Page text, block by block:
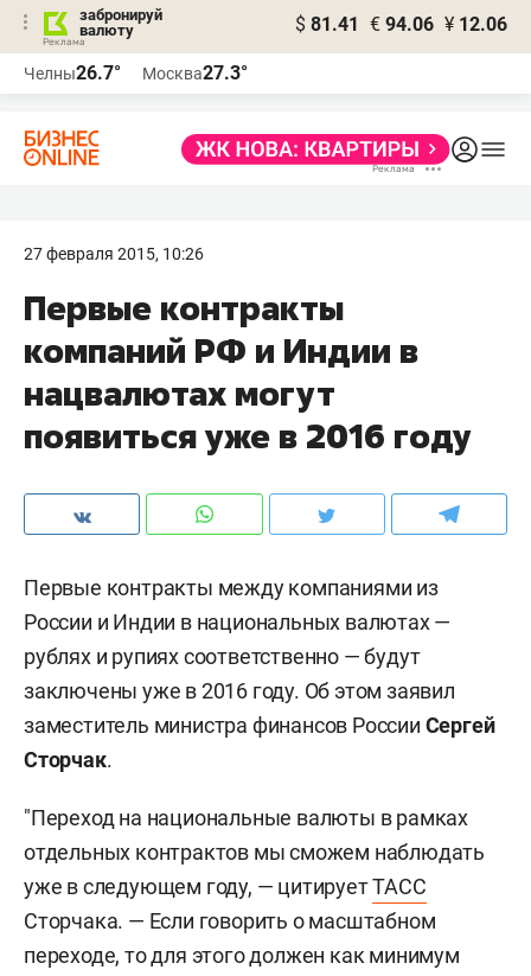
забронируй
валюту
$ 81.41 € 94.06 ¥ 12.06
Челны26.7° Москва27.3°
27 февраля 2015, 10:26
Первые контракты
компаний РФ и Индии в
нацвалютах могут
появиться уже в 2016 году
Первые контракты между компаниями из
России и Индии в национальных валютах —
рублях и рупиях соответственно — будут
заключены уже в 2016 году. Об этом заявил
заместитель министра финансов России Сергей
Сторчак.
"Переход на национальные валюты в рамках
отдельных контрактов мы сможем наблюдать
уже в следующем году, — цитируетТАСС
Сторчака. — Если говорить о масштабном
переходе, то для этого должен как минимум